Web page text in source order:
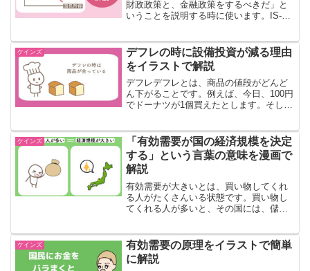
財政政策と、金融政策をするべきだ」と
いうことを説明する時に使います。IS-LM
線は「財政政策をすると、国民所得が増
える」とい...
ケインズ
デフレの時に設備投資が減る理由
をイラストで解説
デフレデフレとは、商品の値段がどんど
ん下がることです。例えば、今日、100円
でドーナツが1個買えたとします。そし
ます。このように、いままでより「おト
クに」商品が買え...
ケインズ
「有効需要が国の経済規模を決定
する」という言葉の意味を漫画で
解説
有効需要が大きいとは、買い物してくれ
る人がたくさんいる状態です。買い物し
てくれる人が多いと、その国には、儲か
す。この記事では、「有効需要が、国の
経済規模を決定する」という...
ケインズ
有効需要の原理をイラストで簡単
に解説